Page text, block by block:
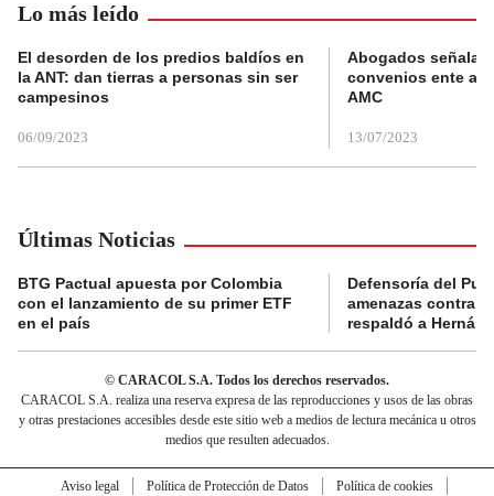
Lo más leído
El desorden de los predios baldíos en
la ANT: dan tierras a personas sin ser
campesinos
06/09/2023
Abogados
convenios ente
AMC
13/07/2023
Últimas Noticias
BTG Pactual apuesta por Colombia
con el lanzamiento de su primer ETF
en el país
Defensoría del
amenazas contra
respaldó a Hernán
© CARACOL S.A. Todos los derechos reservados.
CARACOL S.A. realiza una reserva expresa de las reproducciones y usos de las obras
y otras prestaciones accesibles desde este sitio web a medios de lectura mecánica u otros
medios que resulten adecuados.
Aviso legal Política de Protección de Datos
Política de cookies